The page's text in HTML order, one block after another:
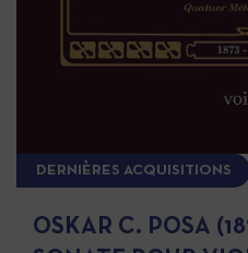
DERNIÈRES ACQUISITIONS
OSKAR C. POSA